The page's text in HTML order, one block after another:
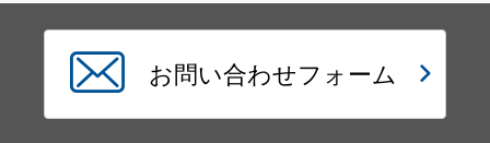
お問い合わせフォーム